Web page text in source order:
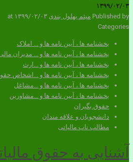
۱۳۹۹/۰۲/۰۳
Published by میثم بهلول بندی at ۱۳۹۹/۰۲/۰۳
Categories
بخشنامه ها ، آیین نامه ها و ... املاک
بخشنامه ها ، آیین نامه ها و ... مدیران
بخشنامه ها ، آیین نامه ها و ...ارث
بخشنامه ها ، آیین نامه ها و ...اشخاص
بخشنامه ها ، آیین نامه ها و ...مشاغل
بخشنامه ها ، آیین نامه ها و ...مشاورین
حقوق بگیران
دانشجویان و علاقه مندان
مطالب ناب مالیاتی
آشنایی به حقوق